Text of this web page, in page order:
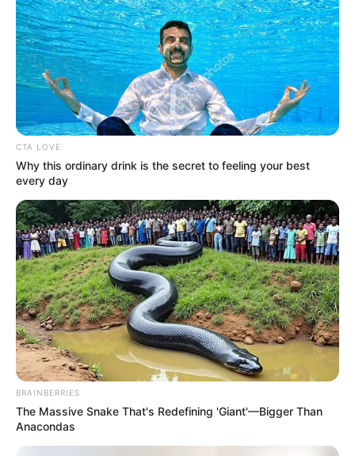
CTA LOVE
Why this ordinary drink is the secret to feeling your best
every day
BRAINBERRIES
The Massive Snake That's Redefining 'Giant'—Bigger Than
Anacondas